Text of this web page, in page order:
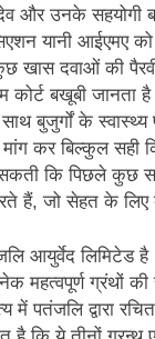
द्वारा ‘पुस्तक
(सम्पादकीय)
मिला बेस्ट वालंटियर
शर्मा ‘शरण’
में अनुराधा
देव और उनके
यानी आईएमए
दवाओं की
बखूबी जानता
बुजुर्गों के
कर बिल्कुल सही
कि पिछले कुछ
हैं, जो सेहत के लिए
आयुर्वेद लिमिटेड
महत्वपूर्ण ग्रंथों
में पतंजलि द्वारा